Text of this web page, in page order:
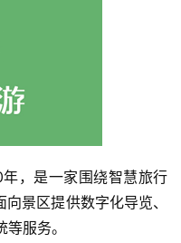
，是一家围绕智慧旅行
景区提供数字化导览、
服务。